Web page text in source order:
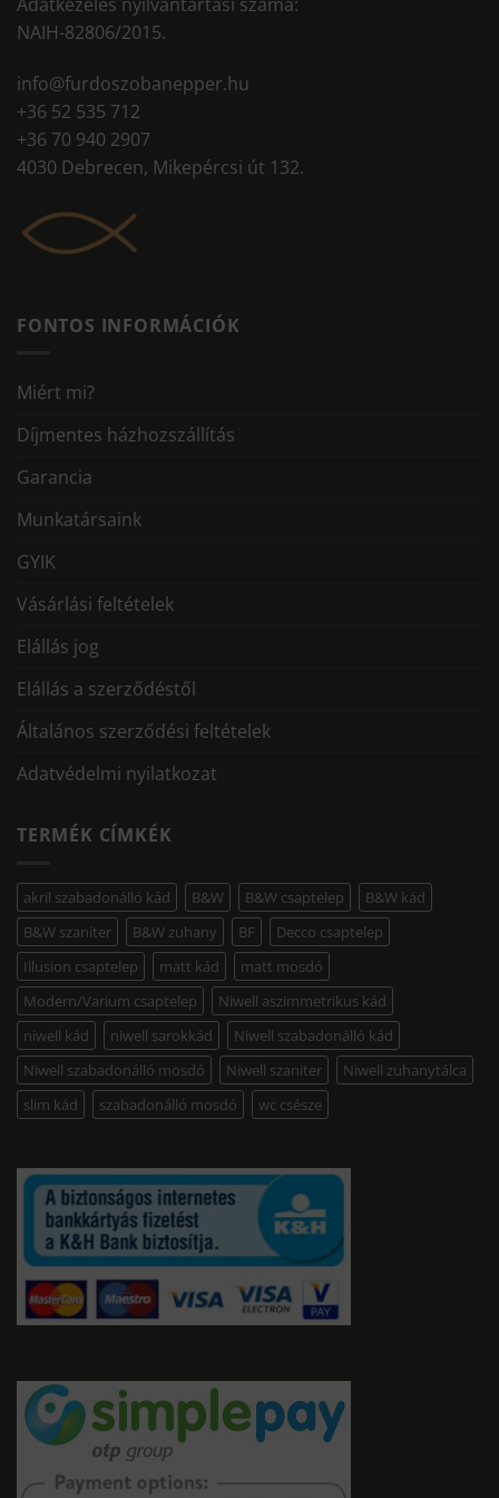
NAIH-82806/2015.
info@furdoszobanepper.hu
+36 52 535 712
+36 70 940 2907
4030 Debrecen, Mikepércsi út 132.
FONTOS INFORMÁCIÓK
Miért mi?
Díjmentes házhozszállítás
Garancia
Munkatársaink
GYIK
Vásárlási feltételek
Elállás jog
Elállás a szerződéstől
Általános szerződési feltételek
Adatvédelmi nyilatkozat
TERMÉK CÍMKÉK
akril szabadonálló kád B&W B&W csaptelep
B&W kád
B&W szaniter
B&W zuhany BF
Decco csaptelep
Illusion csaptelep
matt kád
matt mosdó
Modern/Varium csaptelep
Niwell aszimmetrikus kád
niwell kád
niwell sarokkád
Niwell szabadonálló kád
Niwell szabadonálló mosdó
Niwell szaniter
Niwell zuhanytálca
slim kád
szabadonálló mosdó wc csésze